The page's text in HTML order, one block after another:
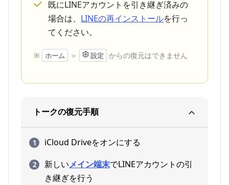
既にLINEアカウントを引き継ぎ済みの
場合は、 LINEの再インストールを行っ
てください。
※ ホーム ＞ 設定 からの復元はできません
トークの復元手順
iCloud Driveをオンにする
新しいメイン端末でLINEアカウントの引
き継ぎを行う